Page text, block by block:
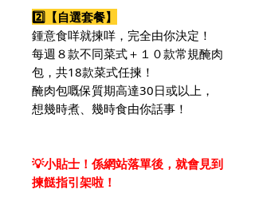
2️⃣【自選套餐】
鍾意食咩就揀咩，完全由你決定！
每週８款不同菜式＋ １０款常規醃肉
包，共18款菜式任揀！
醃肉包嘅保質期高達30日或以上，
想幾時煮、幾時食由你話事！
💡小貼士！係網站落單後，就會見到
揀餸指引架啦！